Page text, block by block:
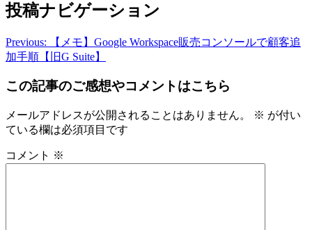
投稿ナビゲーション
Previous:
【メモ】Google Workspace販売コンソールで顧客追
加手順【旧G Suite】
この記事のご感想やコメントはこちら
メールアドレスが公開されることはありません。 ※ が付い
ている欄は必須項目です
コメント ※